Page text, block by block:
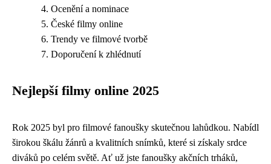
Ocenění a nominace
České filmy online
Trendy ve filmové tvorbě
Doporučení k zhlédnutí
Nejlepší filmy online 2025
Rok 2025 byl pro filmové fanoušky skutečnou lahůdkou. Nabídl
širokou škálu žánrů a kvalitních snímků, které si získaly srdce
diváků po celém světě. Ať už jste fanoušky akčních trháků,